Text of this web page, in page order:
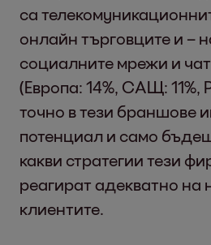
са
онлайн търговците и –
социалните мрежи и
(Европа: 14%, САЩ: 11%,
точно в тези браншове
потенциал и само
какви стратегии тези
реагират адекватно на
клиентите.